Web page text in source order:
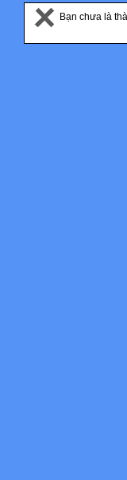
Bạn chưa là